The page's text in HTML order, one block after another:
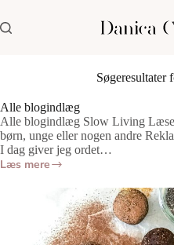
til
indhold
Søgeresultater
Alle blogindlæg
Alle blogindlæg Slow Living
børn, unge eller nogen andre
I dag giver jeg ordet…
Læs mere
Alle